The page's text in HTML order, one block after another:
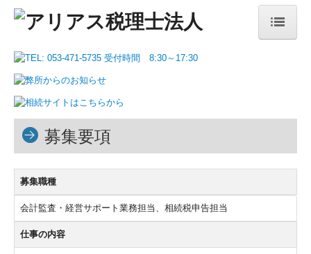
トップページ
ご提供サービス
税務・会計サポート
相続サポート
お知らせ
経営標語解説
募集要項
募集職種
会計監査・経営サポート業務担当、相続税申告担当
仕事の内容